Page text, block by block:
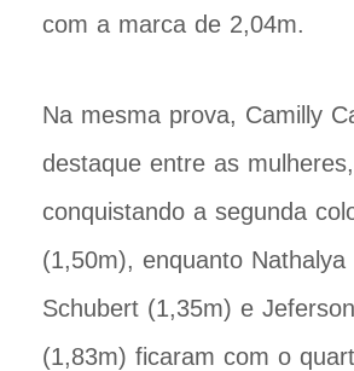
com a marca de 2,04m.
Na mesma prova, Camilly
destaque entre as mulheres,
conquistando a segunda
(1,50m), enquanto Nathalya
Schubert (1,35m) e
(1,83m) ficaram com o